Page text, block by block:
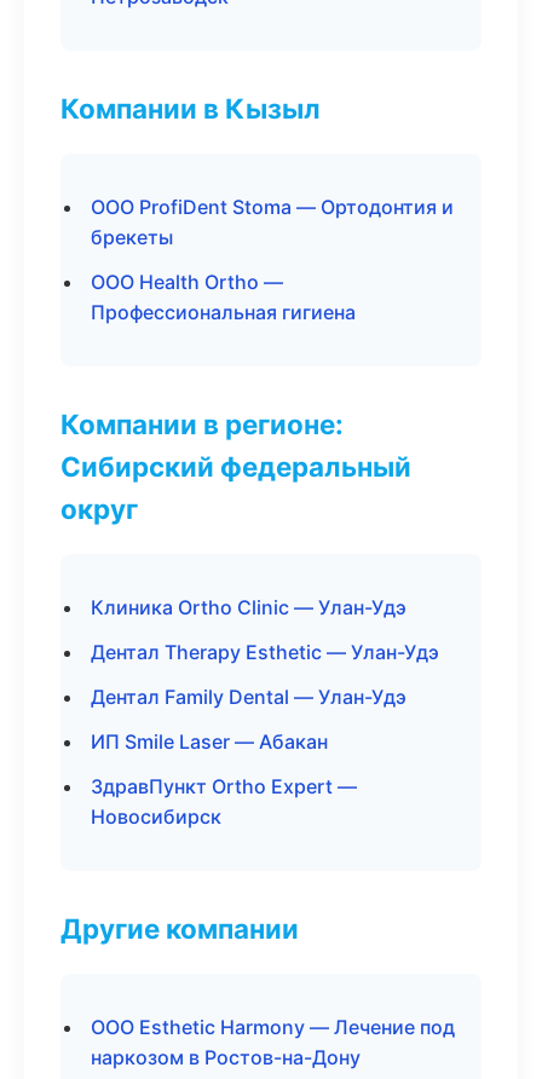
Компании в Кызыл
ООО ProfiDent Stoma — Ортодонтия и
брекеты
ООО Health Ortho —
Профессиональная гигиена
Компании в регионе:
Сибирский федеральный
округ
Клиника Ortho Clinic — Улан-Удэ
Дентал Therapy Esthetic — Улан-Удэ
Дентал Family Dental — Улан-Удэ
ИП Smile Laser — Абакан
ЗдравПункт Ortho Expert —
Новосибирск
Другие компании
ООО Esthetic Harmony — Лечение под
наркозом в Ростов-на-Дону